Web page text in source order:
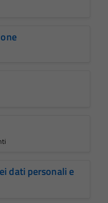
dati personali e